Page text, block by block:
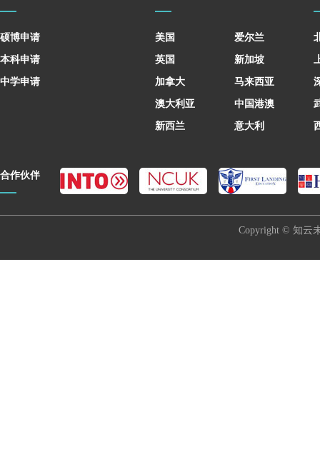
硕博申请
本科申请
中学申请
美国
英国
加拿大
澳大利亚
新西兰
爱尔兰
新加坡
马来西亚
中国港澳
意大利
合作伙伴
Copyright © 知云